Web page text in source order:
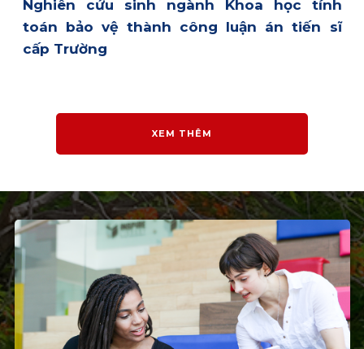
Nghiên cứu sinh ngành Khoa học tính
toán bảo vệ thành công luận án tiến sĩ
cấp Trường
XEM THÊM